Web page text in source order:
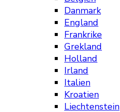
Danmark
England
Frankrike
Grekland
Holland
Irland
Italien
Kroatien
Liechtenstein